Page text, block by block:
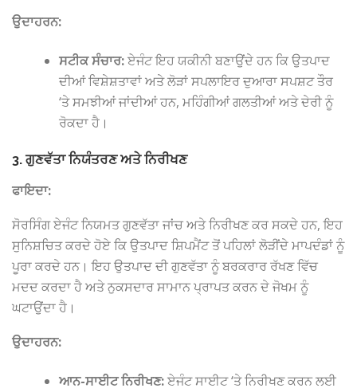
ਉਦਾਹਰਨ:
ਸਟੀਕ ਸੰਚਾਰ:ਏਜੰਟ ਇਹ ਯਕੀਨੀ ਬਣਾਉਂਦੇ ਹਨ ਕਿ ਉਤਪਾਦ
ਦੀਆਂ ਵਿਸ਼ੇਸ਼ਤਾਵਾਂ ਅਤੇ ਲੋੜਾਂ ਸਪਲਾਇਰ ਦੁਆਰਾ ਸਪਸ਼ਟ ਤੌਰ
‘ਤੇ ਸਮਝੀਆਂ ਜਾਂਦੀਆਂ ਹਨ, ਮਹਿੰਗੀਆਂ ਗਲਤੀਆਂ ਅਤੇ ਦੇਰੀ ਨੂੰ
ਰੋਕਦਾ ਹੈ।
3. ਗੁਣਵੱਤਾ ਨਿਯੰਤਰਣ ਅਤੇ ਨਿਰੀਖਣ
ਫਾਇਦਾ:
ਸੋਰਸਿੰਗ ਏਜੰਟ ਨਿਯਮਤ ਗੁਣਵੱਤਾ ਜਾਂਚ ਅਤੇ ਨਿਰੀਖਣ ਕਰ ਸਕਦੇ ਹਨ, ਇਹ
ਸੁਨਿਸ਼ਚਿਤ ਕਰਦੇ ਹੋਏ ਕਿ ਉਤਪਾਦ ਸ਼ਿਪਮੈਂਟ ਤੋਂ ਪਹਿਲਾਂ ਲੋੜੀਂਦੇ ਮਾਪਦੰਡਾਂ ਨੂੰ
ਪੂਰਾ ਕਰਦੇ ਹਨ। ਇਹ ਉਤਪਾਦ ਦੀ ਗੁਣਵੱਤਾ ਨੂੰ ਬਰਕਰਾਰ ਰੱਖਣ ਵਿੱਚ
ਮਦਦ ਕਰਦਾ ਹੈ ਅਤੇ ਨੁਕਸਦਾਰ ਸਾਮਾਨ ਪ੍ਰਾਪਤ ਕਰਨ ਦੇ ਜੋਖਮ ਨੂੰ
ਘਟਾਉਂਦਾ ਹੈ।
ਉਦਾਹਰਨ:
ਆਨ-ਸਾਈਟ ਨਿਰੀਖਣ:ਏਜੰਟ ਸਾਈਟ ‘ਤੇ ਨਿਰੀਖਣ ਕਰਨ ਲਈ